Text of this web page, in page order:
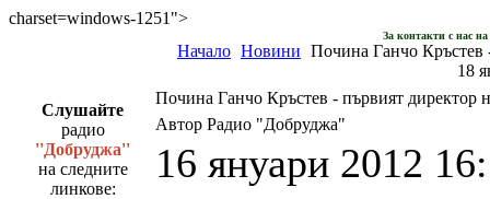
charset=windows-1251">
За контакти с нас
Начало Новини Почина Ганчо Кръстев
18
Слушайте
радио
''Добруджа''
на следните
линкове:
Почина Ганчо Кръстев - първият директор
Автор Радио "Добруджа"
16 януари 2012